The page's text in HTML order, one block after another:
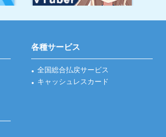
各種サービス
全国総合払戻サービス
キャッシュレスカード